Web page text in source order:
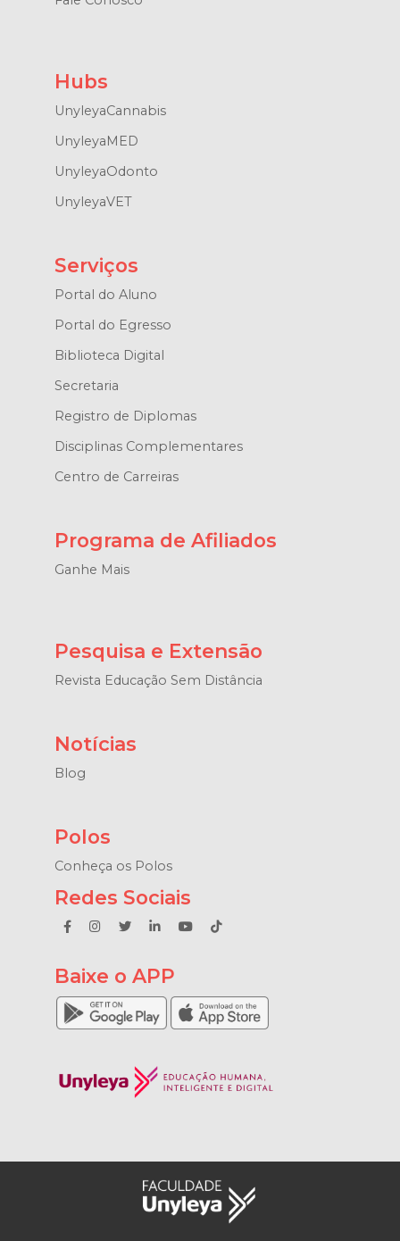
Hubs
UnyleyaCannabis
UnyleyaMED
UnyleyaOdonto
UnyleyaVET
Serviços
Portal do Aluno
Portal do Egresso
Biblioteca Digital
Secretaria
Registro de Diplomas
Disciplinas Complementares
Centro de Carreiras
Programa de Afiliados
Ganhe Mais
Pesquisa e Extensão
Revista Educação Sem Distância
Notícias
Blog
Polos
Conheça os Polos
Redes Sociais
Baixe o APP